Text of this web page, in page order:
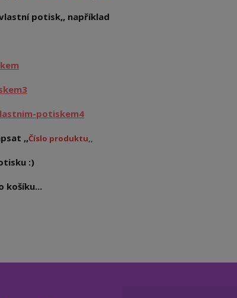
potisk,, například
potiskem4
,,Číslo produktu,,
:)
košíku...